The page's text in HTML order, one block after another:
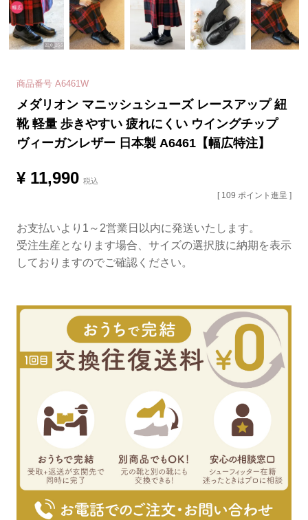
商品番号 A6461W
メダリオン マニッシュシューズ レースアップ 紐
靴 軽量 歩きやすい 疲れにくい ウイングチップ
ヴィーガンレザー 日本製 A6461【幅広特注】
¥ 11,990 税込
[ 109 ポイント進呈 ]
お支払いより1～2営業日以内に発送いたします。
受注生産となります場合、サイズの選択肢に納期を表示
しておりますのでご確認ください。